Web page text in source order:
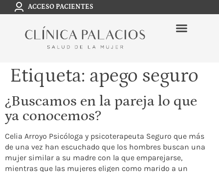
ACCESO PACIENTES
Etiqueta: apego seguro
¿Buscamos en la pareja lo que
ya conocemos?
Celia Arroyo Psicóloga y psicoterapeuta Seguro que más
de una vez han escuchado que los hombres buscan una
mujer similar a su madre con la que emparejarse,
mientras que las mujeres eligen como marido a un